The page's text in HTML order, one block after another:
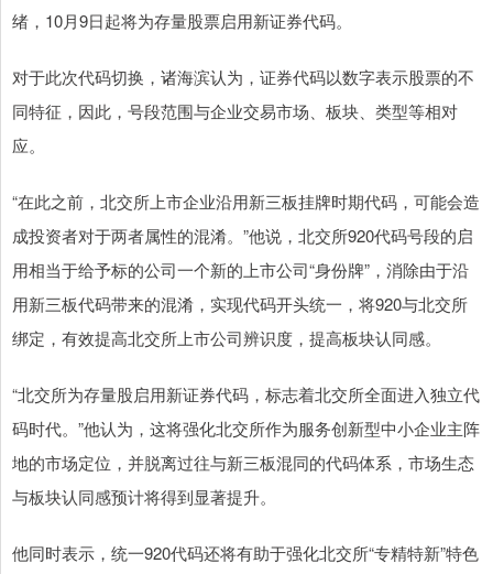
绪，10月9日起将为存量股票启用新证券代码。
对于此次代码切换，诸海滨认为，证券代码以数字表示股票的不
同特征，因此，号段范围与企业交易市场、板块、类型等相对
应。
“在此之前，北交所上市企业沿用新三板挂牌时期代码，可能会造
成投资者对于两者属性的混淆。”他说，北交所920代码号段的启
用相当于给予标的公司一个新的上市公司“身份牌”，消除由于沿
用新三板代码带来的混淆，实现代码开头统一，将920与北交所
绑定，有效提高北交所上市公司辨识度，提高板块认同感。
“北交所为存量股启用新证券代码，标志着北交所全面进入独立代
码时代。”他认为，这将强化北交所作为服务创新型中小企业主阵
地的市场定位，并脱离过往与新三板混同的代码体系，市场生态
与板块认同感预计将得到显著提升。
他同时表示，统一920代码还将有助于强化北交所“专精特新”特色